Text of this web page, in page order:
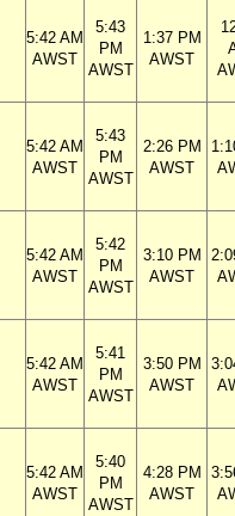
5:42 AM
AWST
5:43
PM
AWST
1:37 PM
AWST
5:42 AM
AWST
5:43
PM
AWST
2:26 PM
AWST
5:42 AM
AWST
5:42
PM
AWST
3:10 PM
AWST
5:42 AM
AWST
5:41
PM
AWST
3:50 PM
AWST
5:42 AM
AWST
5:40
PM
AWST
4:28 PM
AWST